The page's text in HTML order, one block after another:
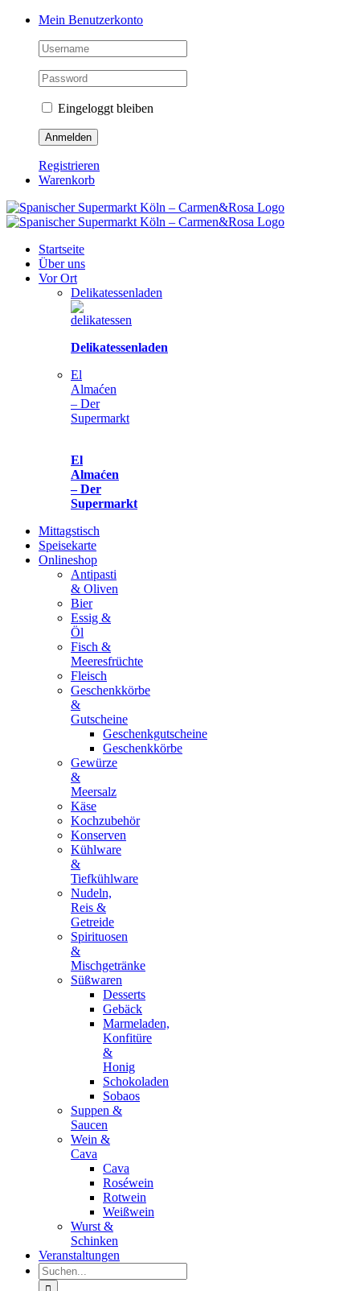
Zum
springen
Facebook
Instagram
Pinterest
Tiktok
YouTubeMein Benutzerkonto
Eingeloggt bleiben
Registrieren
Warenkorb
Startseite
Über uns
Vor Ort
Delikatessenladen
Delikatessenladen
El
Almaćen
– Der
Supermarkt
El
Almaćen
– Der
Supermarkt
Mittagstisch
Speisekarte
Onlineshop
Antipasti
& Oliven
Bier
Essig &
Öl
Fisch &
Meeresfrüchte
Fleisch
Geschenkkörbe
&
Gutscheine
Geschenkgutscheine
Geschenkkörbe
Gewürze
&
Meersalz
Käse
Kochzubehör
Konserven
Kühlware
&
Tiefkühlware
Nudeln,
Reis &
Getreide
Spirituosen
&
Mischgetränke
Süßwaren
Desserts
Gebäck
Marmeladen,
Konfitüre
&
Honig
Schokoladen
Sobaos
Suppen &
Saucen
Wein &
Cava
Cava
Roséwein
Rotwein
Weißwein
Wurst &
Schinken
Veranstaltungen
Suche
nach: